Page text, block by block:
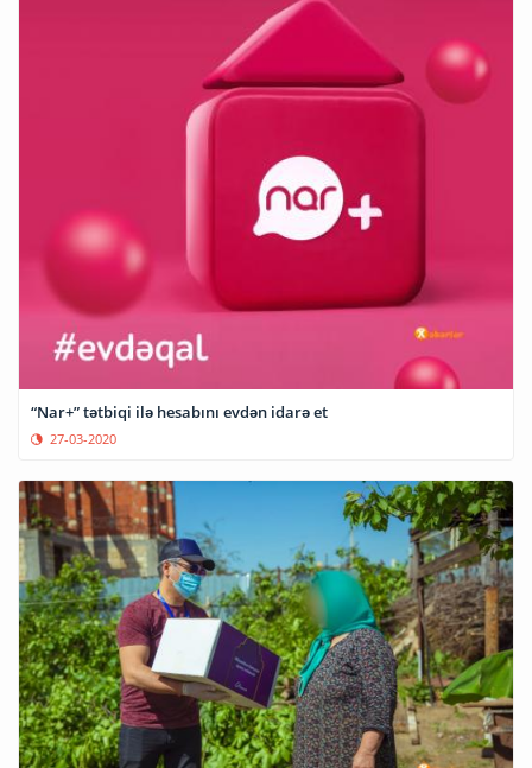
“Nar+” tətbiqi ilə hesabını evdən idarə et
27-03-2020